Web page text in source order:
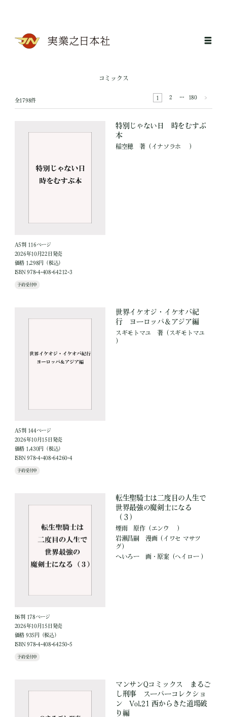
コミックス
全1798件 1 2 … 180
A5判 116ページ
2026年10月22日発売
価格 1,298円（税込）
ISBN 978-4-408-64212-3
予約受付中
特別じゃない日 時をむすぶ
本
稲空穂 著（イナソラホ ）
A5判 144ページ
2026年10月15日発売
価格 1,430円（税込）
ISBN 978-4-408-64260-4
予約受付中
世界イケオジ・イケオバ紀
行 ヨーロッパ＆アジア編
スギモトマユ 著（スギモトマユ
）
B6判 178ページ
2026年10月15日発売
価格 935円（税込）
ISBN 978-4-408-64250-5
予約受付中
転生聖騎士は二度目の人生で
世界最強の魔剣士になる
（３）
煙雨 原作（エンウ ）
岩瀬昌嗣
漫画 （イワセ マサツ
グ）
へいろー
画・原案（ヘイロー ）
マンサンQコミックス まるご
し刑事 スーパーコレクショ
ン Vol.21 西からきた道場破
り編